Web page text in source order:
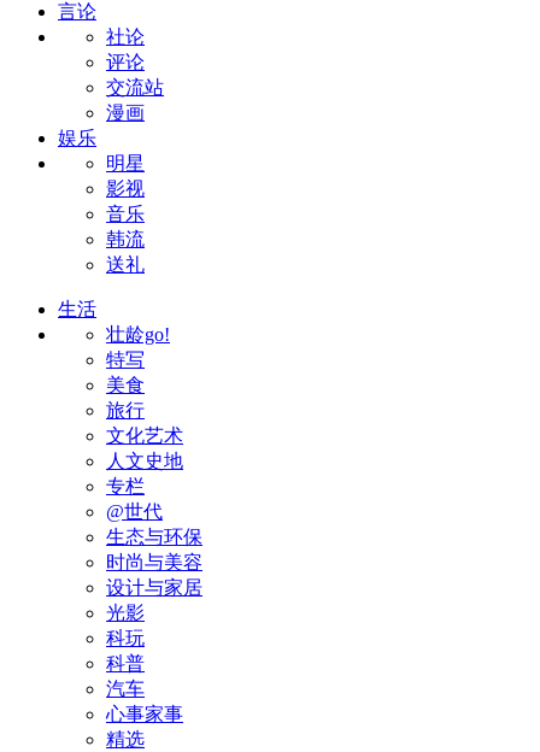
言论
社论
评论
交流站
漫画
娱乐
明星
影视
音乐
韩流
送礼
生活
壮龄go!
特写
美食
旅行
文化艺术
人文史地
专栏
@世代
生态与环保
时尚与美容
设计与家居
光影
科玩
科普
汽车
心事家事
精选